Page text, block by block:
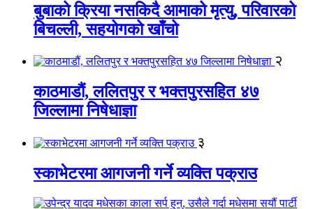
बुबाको क्रिया नसकिदै आमाको मृत्यु, परिवारको
बिचल्ली, सहयोगको खाँचो
२
काठमाडौं, ललितपुर र भक्तपुरसहित ४७
जिल्लामा निषेधाज्ञा
३
स्काभेटरमा आगजनी गर्ने व्यक्ति पक्राउ